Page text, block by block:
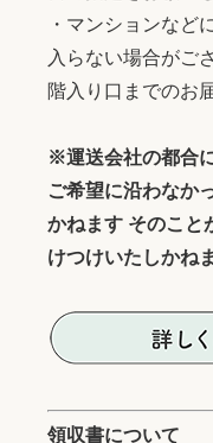
・マンションなど
入らない場合がご
階入り口までのお
※運送会社の都合
ご希望に沿わなか
かねます そのこと
けつけいたしかね
領収書について